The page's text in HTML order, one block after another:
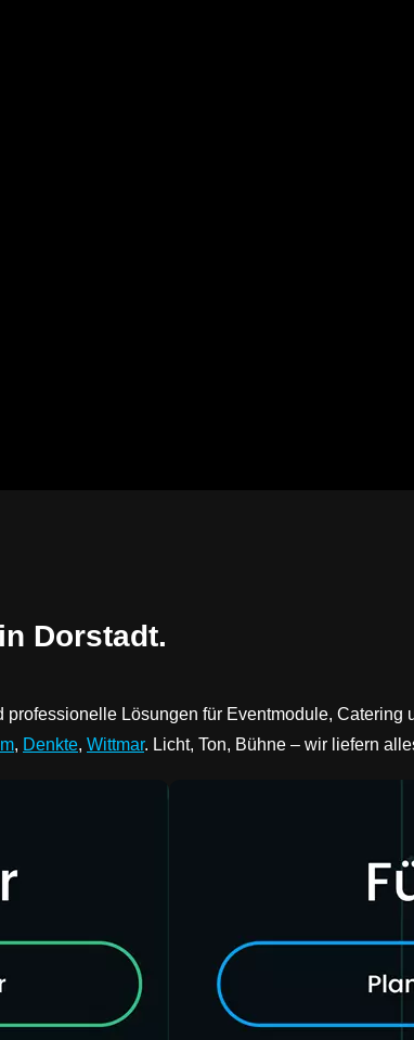
Dorstadt.
Lösungen für Eventmodule, Catering
, Denkte, Wittmar. Licht, Ton, Bühne – wir liefern